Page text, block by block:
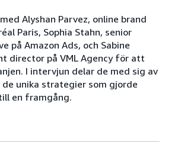
Alyshan Parvez, online brand
Paris, Sophia Stahn, senior
på Amazon Ads, och Sabine
director på VML Agency för att
I intervjun delar de med sig av
de unika strategier som gjorde
en framgång.